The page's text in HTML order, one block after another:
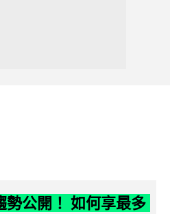
公開！ 如何享最多